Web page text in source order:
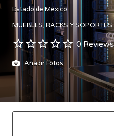
Estado de México
MUEBLES, RACKS Y SOPORTES
0 Reviews
Añadir Fotos